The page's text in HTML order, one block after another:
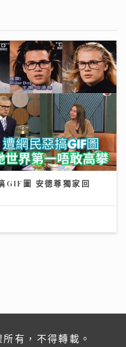
GIF圖 安德尊獨家回
有，不得轉載。